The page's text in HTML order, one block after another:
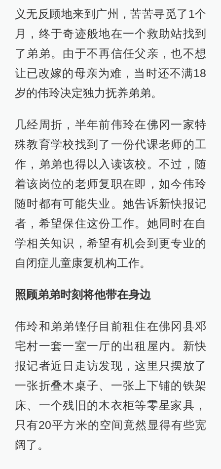
义无反顾地来到广州，苦苦寻觅了1个
月，终于奇迹般地在一个救助站找到
了弟弟。由于不再信任父亲，也不想
让已改嫁的母亲为难，当时还不满18
岁的伟玲决定独力抚养弟弟。
几经周折，半年前伟玲在佛冈一家特
殊教育学校找到了一份代课老师的工
作，弟弟也得以入读该校。不过，随
着该岗位的老师复职在即，如今伟玲
随时都有可能失业。她告诉新快报记
者，希望保住这份工作。她同时在自
学相关知识，希望有机会到更专业的
自闭症儿童康复机构工作。
照顾弟弟时刻将他带在身边
伟玲和弟弟铿仔目前租住在佛冈县邓
宅村一套一室一厅的出租屋内。新快
报记者近日走访发现，这里只摆放了
一张折叠木桌子、一张上下铺的铁架
床、一个残旧的木衣柜等零星家具，
只有20平方米的空间竟然显得有些宽
阔了。